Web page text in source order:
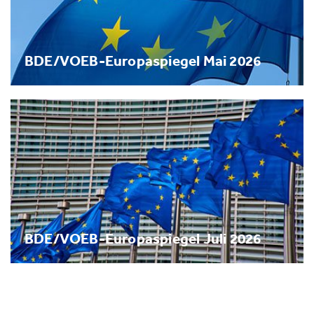
BDE/VOEB-Europaspiegel Mai 2026
BDE/VOEB-Europaspiegel Juli 2026